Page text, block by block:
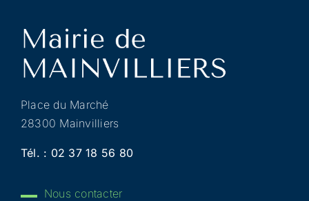
Place du Marché
28300 Mainvilliers
Tél. : 02 37 18 56 80
Nous contacter